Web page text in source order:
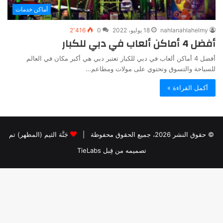
أماكن خدمات
nahlanahlahelmy 18 يوليو، 2022 0 2٬416
أفضل 4 أماكن ألعاب في دبي للكبار
أفضل 4 أماكن ألعاب في دبي للكبار تعتبر دبي هي أكبر مكان في العالم
للسياحة والتسوق وتحتوي على مولات ومطاعم…
أكمل القراءة »
© حقوق النشر 2026، جميع الحقوق محفوظة |
جَنَّة الثيم (المظهر) تم
تصميمه من قِبل TieLabs